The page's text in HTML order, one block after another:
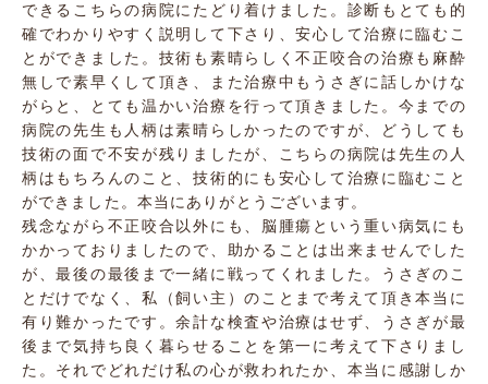
できるこちらの病院にたどり着けました。診断もとても的
確でわかりやすく説明して下さり、安心して治療に臨むこ
とができました。技術も素晴らしく不正咬合の治療も麻酔
無しで素早くして頂き、また治療中もうさぎに話しかけな
がらと、とても温かい治療を行って頂きました。今までの
病院の先生も人柄は素晴らしかったのですが、どうしても
技術の面で不安が残りましたが、こちらの病院は先生の人
柄はもちろんのこと、技術的にも安心して治療に臨むこと
ができました。本当にありがとうございます。
残念ながら不正咬合以外にも、脳腫瘍という重い病気にも
かかっておりましたので、助かることは出来ませんでした
が、最後の最後まで一緒に戦ってくれました。うさぎのこ
とだけでなく、私（飼い主）のことまで考えて頂き本当に
有り難かったです。余計な検査や治療はせず、うさぎが最
後まで気持ち良く暮らせることを第一に考えて下さりまし
た。それでどれだけ私の心が救われたか、本当に感謝しか